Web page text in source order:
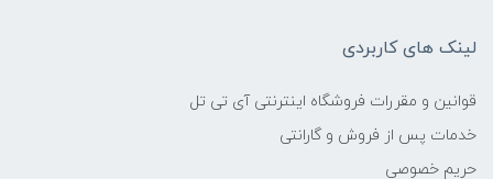
لینک های کاربردی
قوانین و مقررات فروشگاه اینترنتی آی تی تل
خدمات پس از فروش و گارانتی
حریم خصوصی